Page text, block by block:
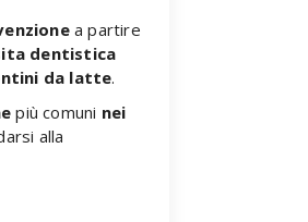
a partire
dentistica
da latte.
più comuni nei
alla